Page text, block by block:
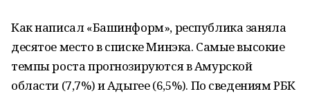
Как написал «Башинформ», республика заняла
десятое место в списке Минэка. Самые высокие
темпы роста прогнозируются в Амурской
области (7,7%) и Адыгее (6,5%). По сведениям РБК